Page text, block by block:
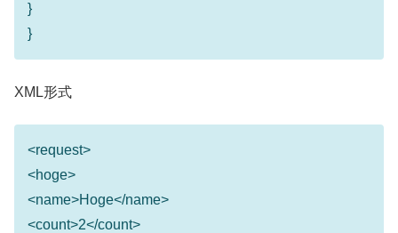
}
}
XML形式
<request>
<hoge>
<name>Hoge</name>
<count>2</count>